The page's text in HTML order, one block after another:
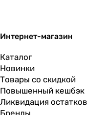
Интернет-магазин
Каталог
Новинки
Товары со скидкой
Повышенный кешбэк
Ликвидация остатков